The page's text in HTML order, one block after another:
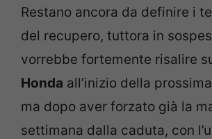
Restano ancora da definire i
del recupero, tuttora in
vorrebbe fortemente risalire
Honda all’inizio della
ma dopo aver forzato già la
settimana dalla caduta, con